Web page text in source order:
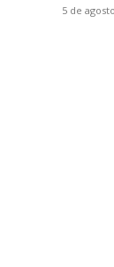
5 de